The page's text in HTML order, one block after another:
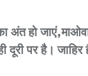
हो
दूरी पर है।